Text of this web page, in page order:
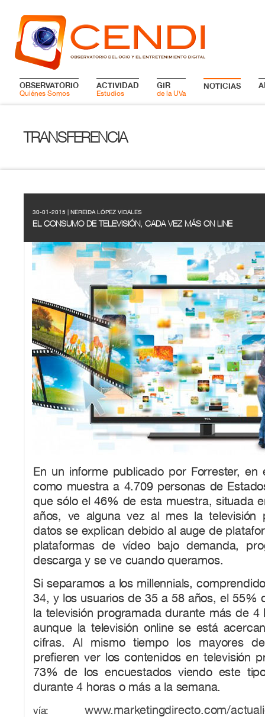
OBSERVATORIO
Quiénes Somos
ACTIVIDAD
Estudios
GIR
de la UVa
NOTICIAS
TRANSFERENCIA
30-01-2015 | NEREIDA LÓPEZ VIDALES
EL CONSUMO DE TELEVISIÓN, CADA VEZ MÁS ON LINE
En un informe publicado por Forrester, en
como muestra a 4.709 personas de
que sólo el 46% de esta muestra, situada
años, ve alguna vez al mes la televisión
datos se explican debido al auge de
plataformas de vídeo bajo demanda,
descarga y se ve cuando queramos.
Si separamos a los millennials,
34, y los usuarios de 35 a 58 años, el 55%
la televisión programada durante más de 4
aunque la televisión online se está
cifras. Al mismo tiempo los mayores
prefieren ver los contenidos en televisión
73% de los encuestados viendo este
durante 4 horas o más a la semana.
vía:
www.marketingdirecto.com/